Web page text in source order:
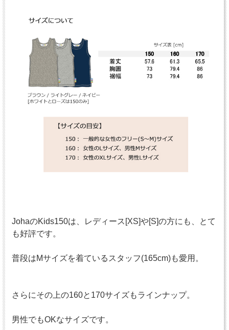
JohaのKids150は、レディース[XS]や[S]の方にも、とて
も好評です。
普段はMサイズを着ているスタッフ(165cm)も愛用。
さらにその上の160と170サイズもラインナップ。
男性でもOKなサイズです。